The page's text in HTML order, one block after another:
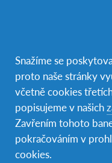
La Manche až ke
, budeš mít
každodenní život
francouzštině.
Do Francie můžeš
Roční studijní
Semestrální
Snažíme se
proto naše stránky
včetně cookies
popisujeme v našich
Zavřením tohoto
pokračováním v
cookies.